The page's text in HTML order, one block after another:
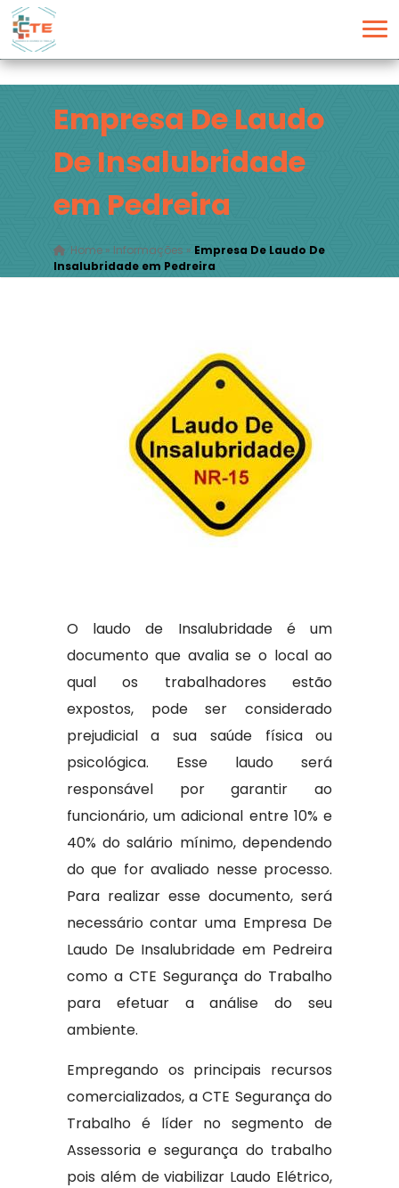
Empresa De Laudo
De Insalubridade
em Pedreira
Home» Informações » Empresa De Laudo De
Insalubridade em Pedreira
O laudo de Insalubridade é um
documento que avalia se o local ao
qual os trabalhadores estão
expostos, pode ser considerado
prejudicial a sua saúde física ou
psicológica. Esse laudo será
responsável por garantir ao
funcionário, um adicional entre 10% e
40% do salário mínimo, dependendo
do que for avaliado nesse processo.
Para realizar esse documento, será
necessário contar uma Empresa De
Laudo De Insalubridade em Pedreira
como a CTE Segurança do Trabalho
para efetuar a análise do seu
ambiente.
Empregando os principais recursos
comercializados, a CTE Segurança do
Trabalho é líder no segmento de
Assessoria e segurança do trabalho
pois além de viabilizar Laudo Elétrico,